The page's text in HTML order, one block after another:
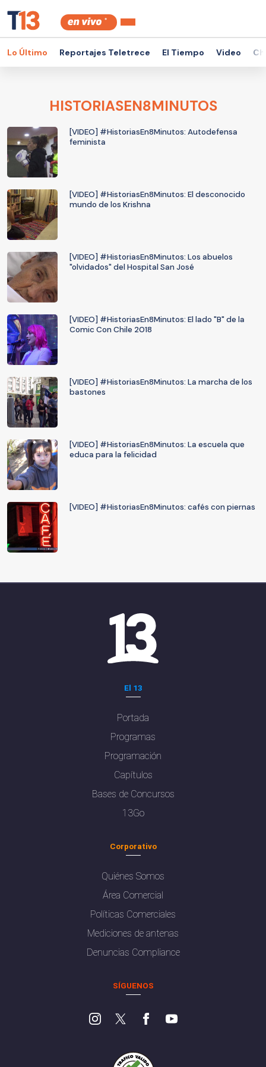
Lo Último Reportajes Teletrece El Tiempo Video
HISTORIASEN8MINUTOS
[VIDEO] #HistoriasEn8Minutos: Autodefensa
feminista
[VIDEO] #HistoriasEn8Minutos: El desconocido
mundo de los Krishna
[VIDEO] #HistoriasEn8Minutos: Los abuelos
"olvidados" del Hospital San José
[VIDEO] #HistoriasEn8Minutos: El lado "B" de la
Comic Con Chile 2018
[VIDEO] #HistoriasEn8Minutos: La marcha de los
bastones
[VIDEO] #HistoriasEn8Minutos: La escuela que
educa para la felicidad
[VIDEO] #HistoriasEn8Minutos: cafés con piernas
El 13
Portada
Programas
Programación
Capítulos
Bases de Concursos
13Go
Corporativo
Quiénes Somos
Área Comercial
Políticas Comerciales
Mediciones de antenas
Denuncias Compliance
SÍGUENOS